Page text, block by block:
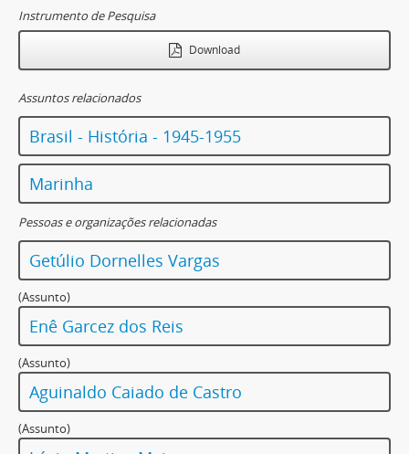
Instrumento de Pesquisa
Download
Assuntos relacionados
Brasil - História - 1945-1955
Marinha
Pessoas e organizações relacionadas
Getúlio Dornelles Vargas
(Assunto)
Enê Garcez dos Reis
(Assunto)
Aguinaldo Caiado de Castro
(Assunto)